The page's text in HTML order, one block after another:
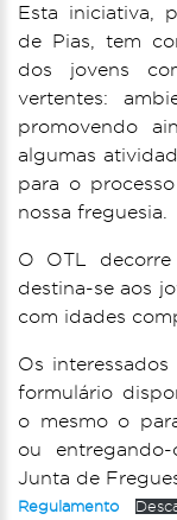
Esta iniciativa,
de Pias, tem
dos jovens
vertentes:
promovendo
algumas
para o
nossa freguesia.
O OTL
destina-se aos
com idades
Os
formulário
o mesmo o
ou
Junta de
Regulamento